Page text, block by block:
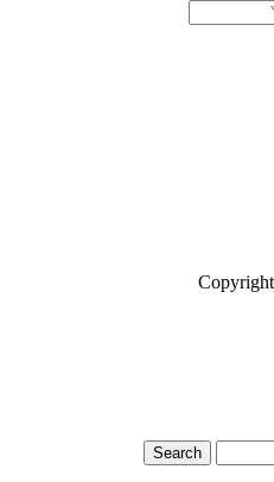
Search